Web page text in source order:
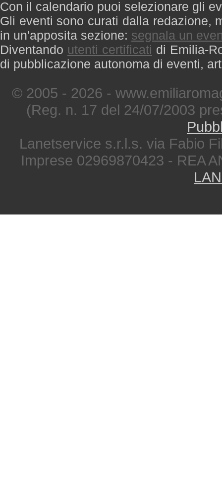
Con il calendario puoi selezionare gli
Gli eventi sono curati dalla redazione,
in un'apposita sezione: segnala un
Diventando utenti certificati di Emilia-
di pubblicazione autonoma di eventi,
© 2005 - 2026 -
(Reg. n. 17 del 24/07/2003
Lanetservice s.r.l.s. via Fabio
Imprese 02969870423 - REA